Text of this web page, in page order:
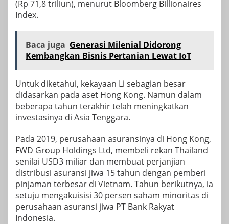
(Rp 71,8 triliun), menurut Bloomberg Billionaires
Index.
Baca juga Generasi Milenial Didorong
Kembangkan Bisnis Pertanian Lewat IoT
Untuk diketahui, kekayaan Li sebagian besar
didasarkan pada aset Hong Kong. Namun dalam
beberapa tahun terakhir telah meningkatkan
investasinya di Asia Tenggara.
Pada 2019, perusahaan asuransinya di Hong Kong,
FWD Group Holdings Ltd, membeli rekan Thailand
senilai USD3 miliar dan membuat perjanjian
distribusi asuransi jiwa 15 tahun dengan pemberi
pinjaman terbesar di Vietnam. Tahun berikutnya, ia
setuju mengakuisisi 30 persen saham minoritas di
perusahaan asuransi jiwa PT Bank Rakyat
Indonesia.